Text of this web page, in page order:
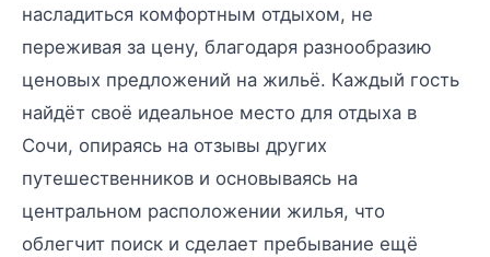
насладиться комфортным отдыхом, не
переживая за цену, благодаря разнообразию
ценовых предложений на жильё. Каждый гость
найдёт своё идеальное место для отдыха в
Сочи, опираясь на отзывы других
путешественников и основываясь на
центральном расположении жилья, что
облегчит поиск и сделает пребывание ещё